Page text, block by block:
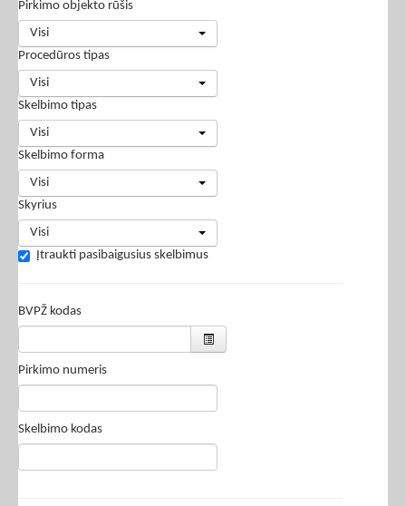
Pirkimo objekto rūšis
Visi
Procedūros tipas
Visi
Skelbimo tipas
Visi
Skelbimo forma
Visi
Skyrius
Visi
Įtraukti pasibaigusius skelbimus
BVPŽ kodas
Pirkimo numeris
Skelbimo kodas